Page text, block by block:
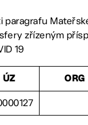
paragrafu
zřízeným
19
ÚZ ORG